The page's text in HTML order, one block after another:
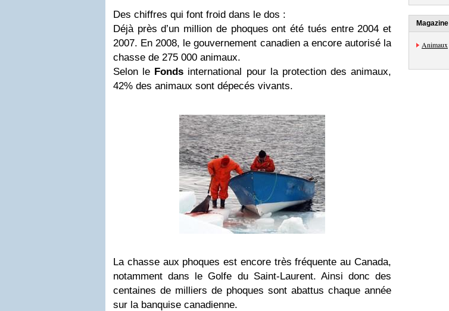
Des chiffres qui font froid dans le dos :
Déjà près d’un million de phoques ont été tués entre 2004 et
2007. En 2008, le gouvernement canadien a encore autorisé la
chasse de 275 000 animaux.
Selon le Fonds international pour la protection des animaux,
42% des animaux sont dépecés vivants.
La chasse aux phoques est encore très fréquente au Canada,
notamment dans le Golfe du Saint-Laurent. Ainsi donc des
centaines de milliers de phoques sont abattus chaque année
sur la banquise canadienne.
Magazine
Animaux